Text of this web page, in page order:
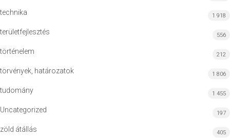
technika 1 918
területfejlesztés 556
történelem 212
törvények, határozatok 1 806
tudomány 1 455
Uncategorized 197
zöld átállás 405